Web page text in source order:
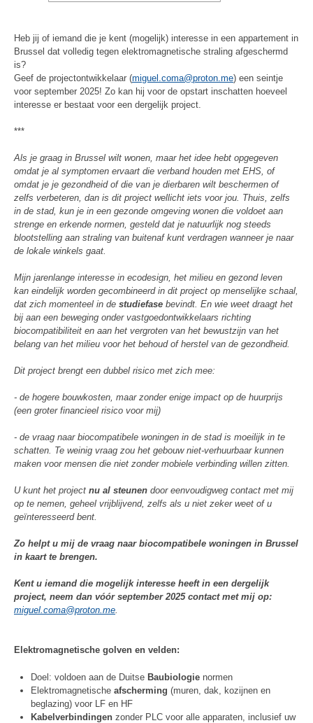
Heb jij of iemand die je kent (mogelijk) interesse in een appartement in
Brussel dat volledig tegen elektromagnetische straling afgeschermd
is?
Geef de projectontwikkelaar (miguel.coma@proton.me) een seintje
voor september 2025! Zo kan hij voor de opstart inschatten hoeveel
interesse er bestaat voor een dergelijk project.
***
Als je graag in Brussel wilt wonen, maar het idee hebt opgegeven
omdat je al symptomen ervaart die verband houden met EHS, of
omdat je je gezondheid of die van je dierbaren wilt beschermen of
zelfs verbeteren, dan is dit project wellicht iets voor jou. Thuis, zelfs
in de stad, kun je in een gezonde omgeving wonen die voldoet aan
strenge en erkende normen, gesteld dat je natuurlijk nog steeds
blootstelling aan straling van buitenaf kunt verdragen wanneer je naar
de lokale winkels gaat.
Mijn jarenlange interesse in ecodesign, het milieu en gezond leven
kan eindelijk worden gecombineerd in dit project op menselijke schaal,
dat zich momenteel in de studiefase bevindt. En wie weet draagt het
bij aan een beweging onder vastgoedontwikkelaars richting
biocompatibiliteit en aan het vergroten van het bewustzijn van het
belang van het milieu voor het behoud of herstel van de gezondheid.
Dit project brengt een dubbel risico met zich mee:
- de hogere bouwkosten, maar zonder enige impact op de huurprijs
(een groter financieel risico voor mij)
- de vraag naar biocompatibele woningen in de stad is moeilijk in te
schatten. Te weinig vraag zou het gebouw niet-verhuurbaar kunnen
maken voor mensen die niet zonder mobiele verbinding willen zitten.
U kunt het project nu al steunen door eenvoudigweg contact met mij
op te nemen, geheel vrijblijvend, zelfs als u niet zeker weet of u
geïnteresseerd bent.
Zo helpt u mij de vraag naar biocompatibele woningen in Brussel
in kaart te brengen.
Kent u iemand die mogelijk interesse heeft in een dergelijk
project, neem dan vóór september 2025 contact met mij op:
miguel.coma@proton.me.
Elektromagnetische golven en velden:
Doel: voldoen aan de Duitse Baubiologie normen
Elektromagnetische afscherming (muren, dak, kozijnen en
beglazing) voor LF en HF
Kabelverbindingen zonder PLC voor alle apparaten, inclusief uw